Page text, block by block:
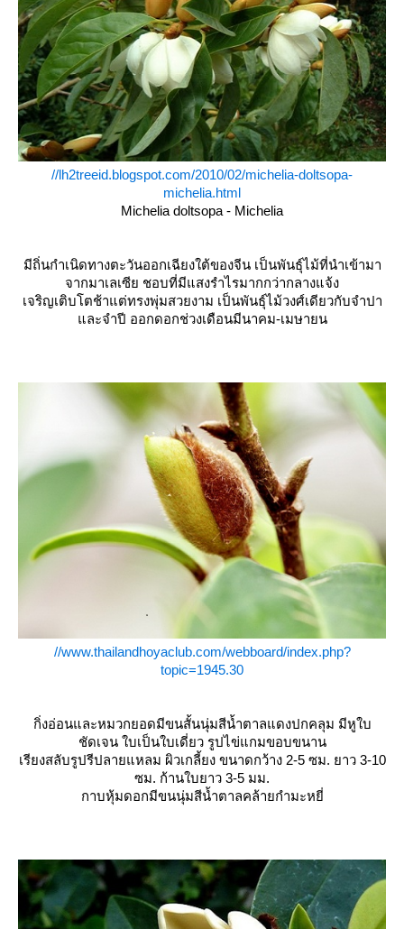
//lh2treeid.blogspot.com/2010/02/michelia-doltsopa-
michelia.html
Michelia doltsopa - Michelia
มีถิ่นกำเนิดทางตะวันออกเฉียงใต้ของจีน เป็นพันธุ์ไม้ที่นำเข้ามา
จากมาเลเซีย ชอบที่มีแสงรำไรมากกว่ากลางแจ้ง
เจริญเติบโตช้าแต่ทรงพุ่มสวยงาม เป็นพันธุ์ไม้วงศ์เดียวกับจำปา
ละจำปี ออกดอกช่วงเดือนมีนาคม-เมษายน
//www.thailandhoyaclub.com/webboard/index.php?
topic=1945.30
กิ่งอ่อนและหมวกยอดมีขนสั้นนุ่มสีน้ำตาลแดงปกคลุม มีหูใบ
ชัดเจน ใบเป็นใบเดี่ยว รูปไข่แกมขอบขนาน
เรียงสลับรูปรีปลายแหลม ผิวเกลี้ยง ขนาดกว้าง 2-5 ซม. ยาว 3-10
ซม. ก้านใบยาว 3-5 มม.
กาบหุ้มดอกมีขนนุ่มสีน้ำตาลคล้ายกำมะหยี่